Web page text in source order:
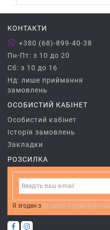
КОНТАКТИ
+380 (68)-899-40-38
Пн-Пт: з 10 до 20
Сб: з 10 до 16
Нд: лише приймання
замовлень
ОСОБИСТИЙ КАБІНЕТ
Особистий кабінет
Історія замовлень
Закладки
РОЗСИЛКА
Я згоден з угодою користувача